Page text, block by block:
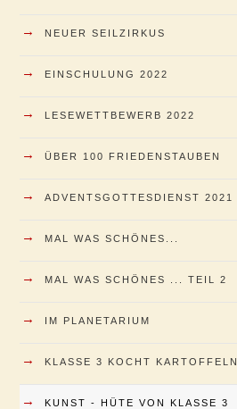
→ NEUER SEILZIRKUS
→ EINSCHULUNG 2022
→ LESEWETTBEWERB 2022
→ ÜBER 100 FRIEDENSTAUBEN
→ ADVENTSGOTTESDIENST 2021
→ MAL WAS SCHÖNES...
→ MAL WAS SCHÖNES ... TEIL 2
→ IM PLANETARIUM
→ KLASSE 3 KOCHT KARTOFFELN
→ KUNST - HÜTE VON KLASSE 3